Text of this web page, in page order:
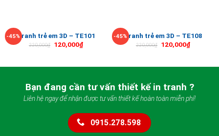
-45%Tranh trẻ em 3D – TE101
220,000₫ 120,000₫
-45%Tranh trẻ em 3D – TE108
220,000₫ 120,000₫
Bạn đang cần tư vấn thiết kế in tranh ?
Liên hệ ngay để nhận được tư vấn thiết kế hoàn toàn miễn phí!
0915.278.598